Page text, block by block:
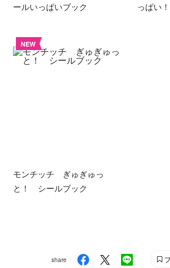
ールいっぱいブック
っぱい
NEW
モンチッチ ぎゅぎゅっ
と！ シールブック
share